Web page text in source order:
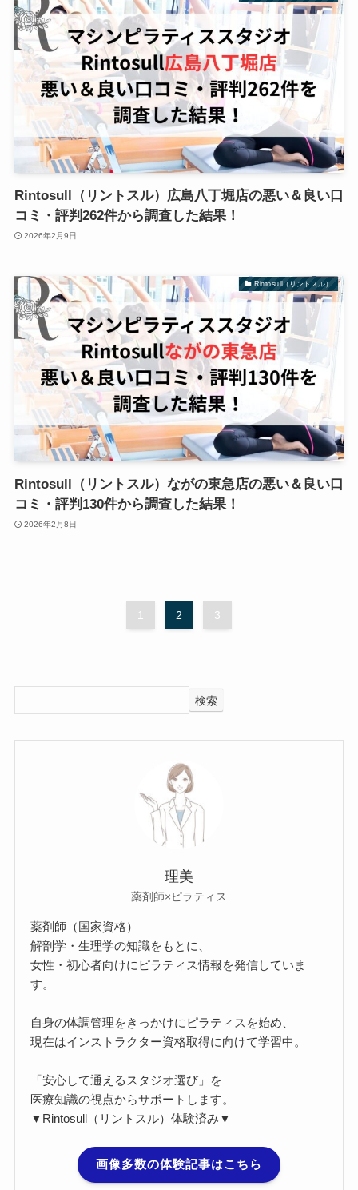
Rintosull（リントスル）広島八丁堀店の悪い＆良い口
コミ・評判262件から調査した結果！
2026年2月9日
Rintosull（リントスル）
Rintosull（リントスル）ながの東急店の悪い＆良い口
コミ・評判130件から調査した結果！
2026年2月8日
1 2 3
検索
理美
薬剤師×ピラティス
薬剤師（国家資格）
解剖学・生理学の知識をもとに、
女性・初心者向けにピラティス情報を発信していま
す。
自身の体調管理をきっかけにピラティスを始め、
現在はインストラクター資格取得に向けて学習中。
「安心して通えるスタジオ選び」を
医療知識の視点からサポートします。
▼Rintosull（リントスル）体験済み▼
画像多数の体験記事はこちら